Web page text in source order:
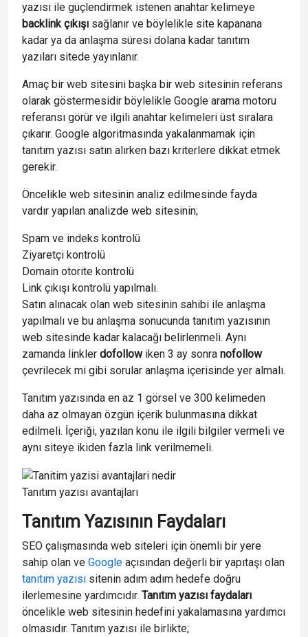
yazısı ile güçlendirmek istenen anahtar kelimeye
backlink çıkışı sağlanır ve böylelikle site kapanana
kadar ya da anlaşma süresi dolana kadar tanıtım
yazıları sitede yayınlanır.
Amaç bir web sitesini başka bir web sitesinin referans
olarak göstermesidir böylelikle Google arama motoru
referansı görür ve ilgili anahtar kelimeleri üst sıralara
çıkarır. Google algoritmasında yakalanmamak için
tanıtım yazısı satın alırken bazı kriterlere dikkat etmek
gerekir.
Öncelikle web sitesinin analiz edilmesinde fayda
vardır yapılan analizde web sitesinin;
Spam ve indeks kontrolü
Ziyaretçi kontrolü
Domain otorite kontrolü
Link çıkışı kontrolü yapılmalı.
Satın alınacak olan web sitesinin sahibi ile anlaşma
yapılmalı ve bu anlaşma sonucunda tanıtım yazısının
web sitesinde kadar kalacağı belirlenmeli. Aynı
zamanda linkler dofollowiken 3 ay sonra nofollow
çevrilecek mi gibi sorular anlaşma içerisinde yer almalı.
Tanıtım yazısında en az 1 görsel ve 300 kelimeden
daha az olmayan özgün içerik bulunmasına dikkat
edilmeli. İçeriği, yazılan konu ile ilgili bilgiler vermeli ve
aynı siteye ikiden fazla link verilmemeli.
Tanıtım yazısı avantajları
Tanıtım Yazısının Faydaları
SEO çalışmasında web siteleri için önemli bir yere
sahip olan ve Google açısından değerli bir yapıtaşı olan
tanıtım yazısı sitenin adım adım hedefe doğru
ilerlemesine yardımcıdır. Tanıtım yazısı faydaları
öncelikle web sitesinin hedefini yakalamasına yardımcı
olmasıdır. Tanıtım yazısı ile birlikte;